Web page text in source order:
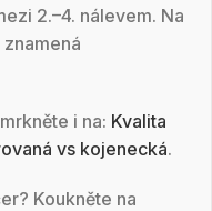
2.–4. nálevem. Na
i na: Kvalita
vs kojenecká.
Koukněte na